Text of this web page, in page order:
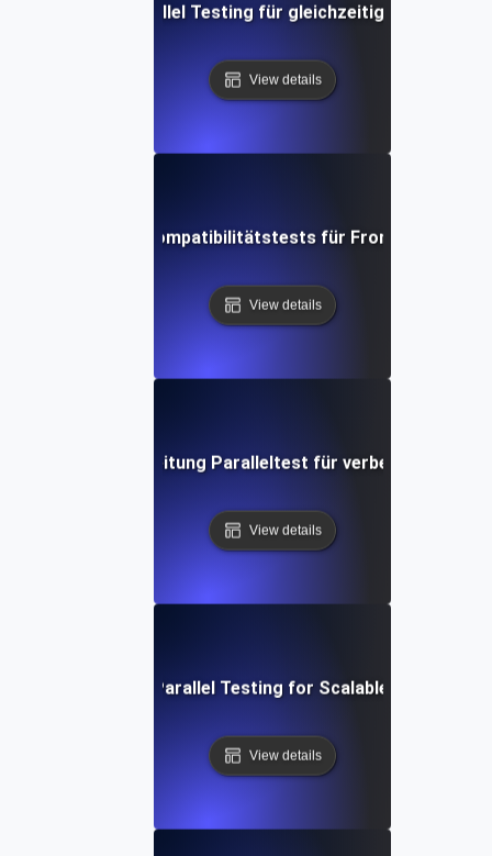
Backend Parallel Testing für gleichzeitige
View details
Browserkompatibilitätstests für Frontend-
View details
Datenverarbeitung Paralleltest für verbesserte
View details
Multi-Tenant Parallel Testing for Scalable Platform
View details